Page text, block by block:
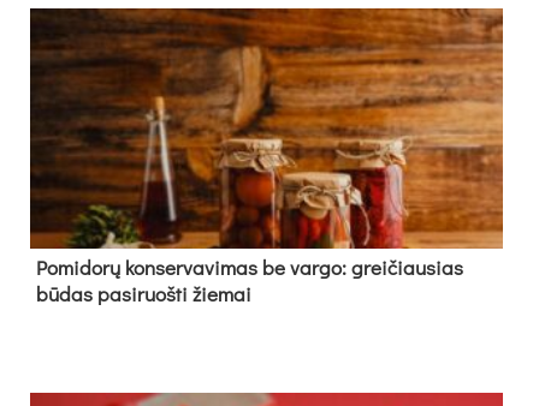
Pomidorų konservavimas be vargo: greičiausias
būdas pasiruošti žiemai